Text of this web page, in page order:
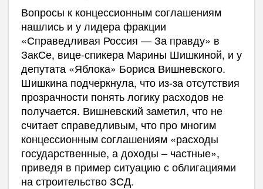
Вопросы к концессионным соглашениям
нашлись и у лидера фракции
«Справедливая Россия — За правду» в
ЗакСе, вице-спикера Марины Шишкиной, и у
депутата «Яблока» Бориса Вишневского.
Шишкина подчеркнула, что из-за отсутствия
прозрачности понять логику расходов не
получается. Вишневский заметил, что не
считает справедливым, что про многим
концессионным соглашениям «расходы
государственные, а доходы – частные»,
приведя в пример ситуацию с облигациями
на строительство ЗСД.